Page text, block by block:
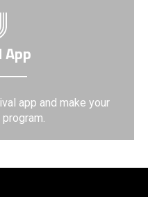
app and make your